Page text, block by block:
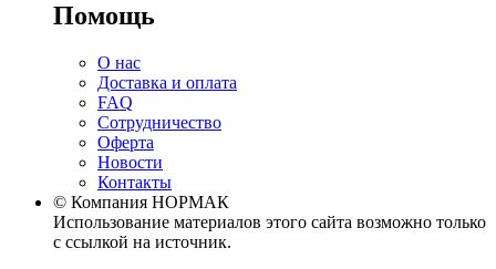
Помощь
О нас
Доставка и оплата
FAQ
Сотрудничество
Оферта
Новости
Контакты
© Компания НОРМАК
Использование материалов этого сайта возможно только
с ссылкой на источник.